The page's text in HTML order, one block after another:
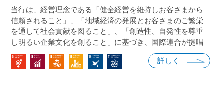
当行は、経営理念である「健全経営を維持しお客さまから
信頼されること」、「地域経済の発展とお客さまのご繁栄
を通して社会貢献を図ること」、「創造性、自発性を尊重
し明るい企業文化を創ること」に基づき、国際連合が提唱
する持続可能な開発目標（ＳＤＧｓ）の達成に向け取り組
んでまいります
詳しく